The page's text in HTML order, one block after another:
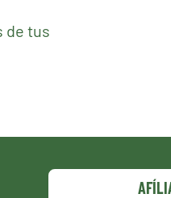
de tus